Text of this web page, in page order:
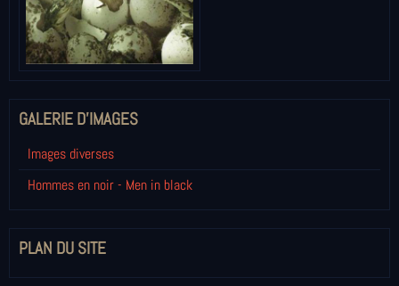
GALERIE D'IMAGES
Images diverses
Hommes en noir - Men in black
PLAN DU SITE